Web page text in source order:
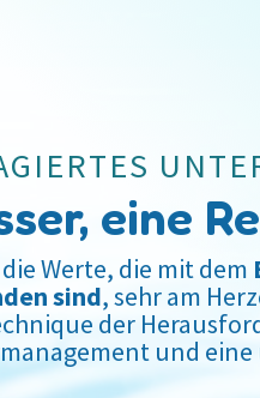
eine
Werte, die mit dem
sind, sehr am
der
und